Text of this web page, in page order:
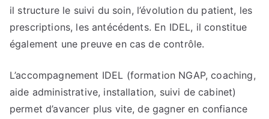
il structure le suivi du soin, l’évolution du patient, les
prescriptions, les antécédents. En IDEL, il constitue
également une preuve en cas de contrôle.
L’accompagnement IDEL (formation NGAP, coaching,
aide administrative, installation, suivi de cabinet)
permet d’avancer plus vite, de gagner en confiance